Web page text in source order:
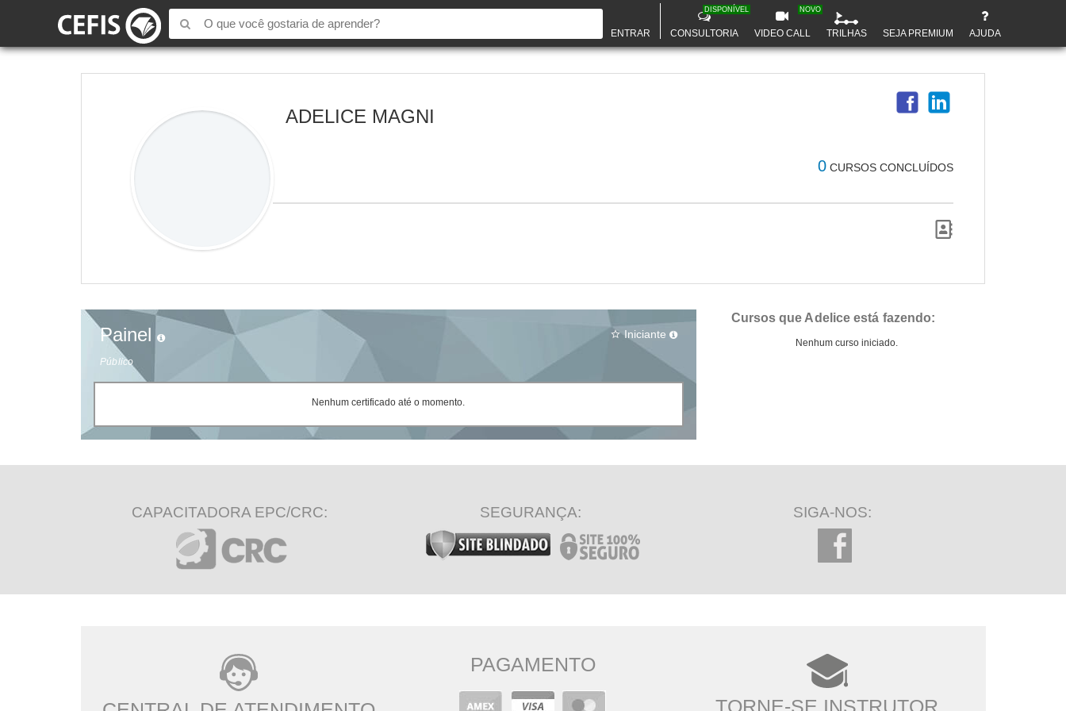
ENTRAR CONSULTORIA
DISPONÍVEL
VIDEO CALL
NOVO
TRILHAS SEJA PREMIUM AJUDA
ADELICE MAGNI
0 CURSOS CONCLUÍDOS
Painel
Público
star_border Iniciante
Nenhum certificado até o momento.
Cursos que Adelice está fazendo:
Nenhum curso iniciado.
CAPACITADORA EPC/CRC: SEGURANÇA: SIGA-NOS:
PAGAMENTO
TORNE-SE INSTRUTOR